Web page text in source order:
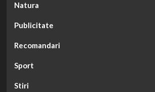
Natura
Publicitate
Recomandari
Sport
Stiri